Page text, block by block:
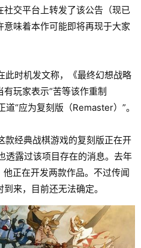
交平台上转发了该公告（现已
味着本作可能即将再现于大家
时机发文称，《最终幻想战略
玩家表示“苦等该作重制
道“应为复刻版（Remaster）”。
经典战棋游戏的复刻版正在开
透露过该项目存在的消息。去年
正在开发两款作品。不过传闻
来，目前还无法确定。